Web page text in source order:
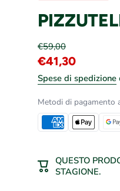
€59,00
€41,30
Spese di spedizione
Metodi di pagamento
QUESTO
STAGIONE.